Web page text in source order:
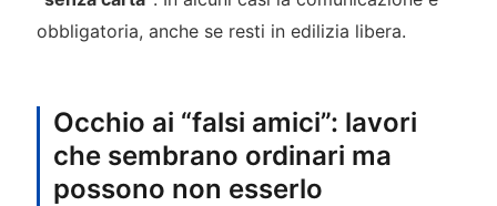
obbligatoria, anche se resti in edilizia libera.
Occhio ai “falsi amici”: lavori
che sembrano ordinari ma
possono non esserlo